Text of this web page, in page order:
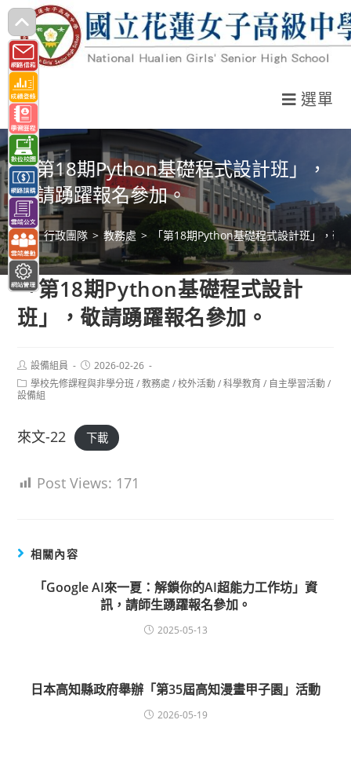
跳
轉
至
主
要
內
容
選單
「第18期Python基礎程式設計班」，
敬請踴躍報名參加。
> 行政團隊 > 教務處 > 「第18期Python基礎程式設計班」，敬
「第18期Python基礎程式設計
班」，敬請踴躍報名參加。
Post
author:
設備組員
Post
published:
2026-02-26
Post
category:
學校先修課程與非學分班 / 教務處 / 校外活動 / 科學教育 / 自主學習活動 /
設備組
來文-22 下載
Post Views: 171
相關內容
「Google AI來一夏：解鎖你的AI超能力工作坊」資
訊，請師生踴躍報名參加。
2025-05-13
日本高知縣政府舉辦「第35屆高知漫畫甲子園」活動
2026-05-19